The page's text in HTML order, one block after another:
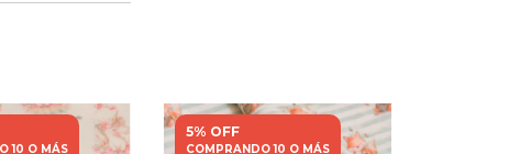
10 O MÁS
5% OFF
COMPRANDO 10 O MÁS